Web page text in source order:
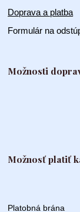
Doprava a platba
Formulár na
Možnosti
Možnosť platiť
Platobná brána